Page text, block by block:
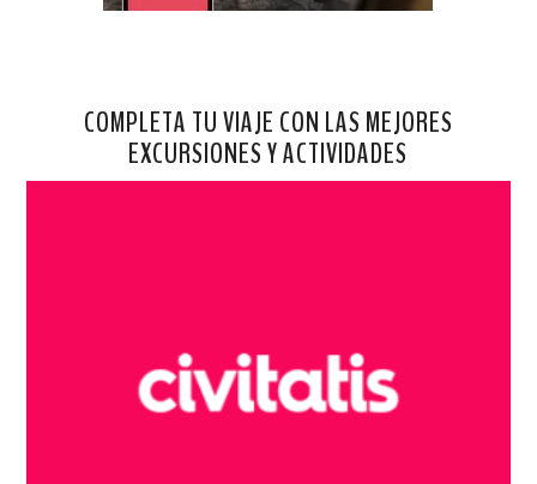
COMPLETA TU VIAJE CON LAS MEJORES
EXCURSIONES Y ACTIVIDADES